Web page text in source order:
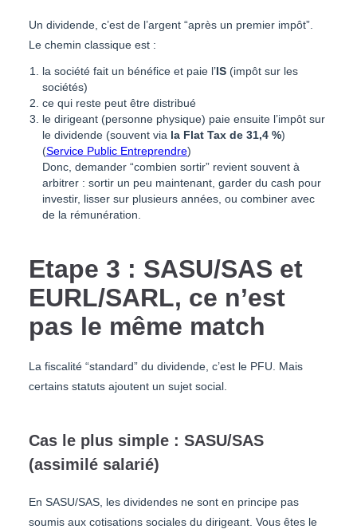
Un dividende, c’est de l’argent “après un premier impôt”.
Le chemin classique est :
la société fait un bénéfice et paie l’IS (impôt sur les
sociétés)
ce qui reste peut être distribué
le dirigeant (personne physique) paie ensuite l’impôt sur
le dividende (souvent via la Flat Tax de 31,4 %)
(Service Public Entreprendre)
Donc, demander “combien sortir” revient souvent à
arbitrer : sortir un peu maintenant, garder du cash pour
investir, lisser sur plusieurs années, ou combiner avec
de la rémunération.
Etape 3 : SASU/SAS et
EURL/SARL, ce n’est
pas le même match
La fiscalité “standard” du dividende, c’est le PFU. Mais
certains statuts ajoutent un sujet social.
Cas le plus simple : SASU/SAS
(assimilé salarié)
En SASU/SAS, les dividendes ne sont en principe pas
soumis aux cotisations sociales du dirigeant. Vous êtes le